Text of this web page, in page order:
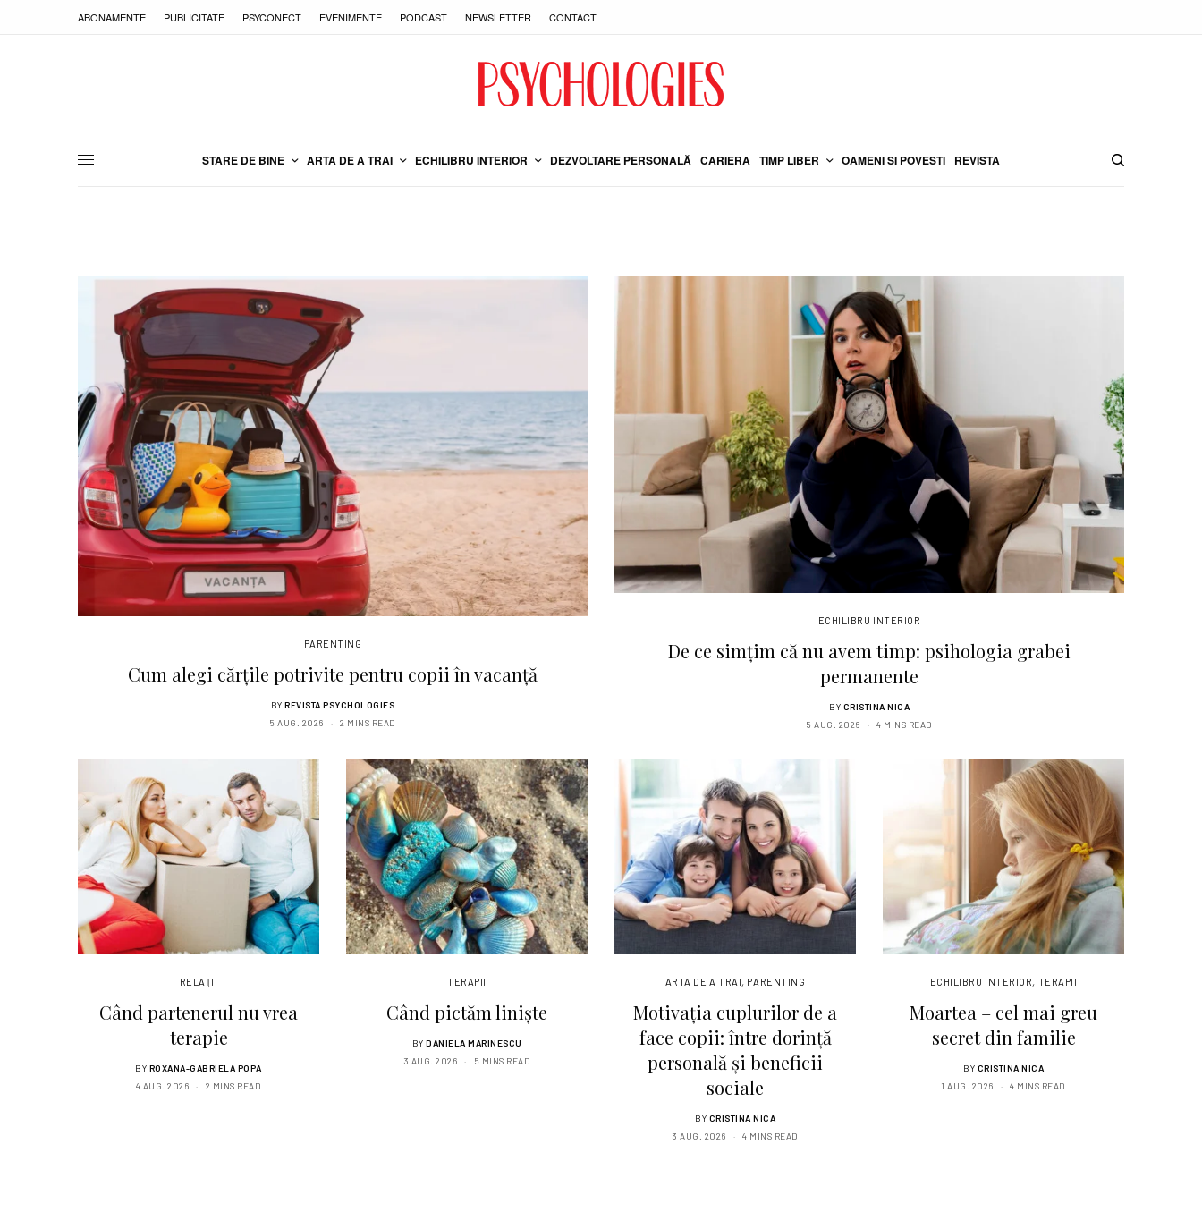
ABONAMENTE PUBLICITATE PSYCONECT EVENIMENTE PODCAST NEWSLETTER CONTACT
STARE DE BINE ARTA DE A TRAI ECHILIBRU INTERIOR DEZVOLTARE PERSONALĂ CARIERA TIMP LIBER OAMENI SI POVESTI REVISTA
PARENTING
Cum alegi cărțile potrivite pentru copii în vacanță
BY REVISTA PSYCHOLOGIES
5 AUG. 2026
2 MINS READ
ECHILIBRU INTERIOR
De ce simțim că nu avem timp: psihologia grabei
permanente
BY CRISTINA NICA
5 AUG. 2026
4 MINS READ
RELAŢII
Când partenerul nu vrea
terapie
BY ROXANA-GABRIELA POPA
4 AUG. 2026
2 MINS READ
TERAPII
Când pictăm liniște
BY DANIELA MARINESCU
3 AUG. 2026
5 MINS READ
ARTA DE A TRAI, PARENTING
Motivația cuplurilor de a
face copii: între dorință
personală și beneficii
sociale
BY CRISTINA NICA
3 AUG. 2026
4 MINS READ
ECHILIBRU INTERIOR, TERAPII
Moartea – cel mai greu
secret din familie
BY CRISTINA NICA
1 AUG. 2026
4 MINS READ